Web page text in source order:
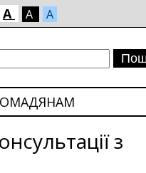
A A A
з